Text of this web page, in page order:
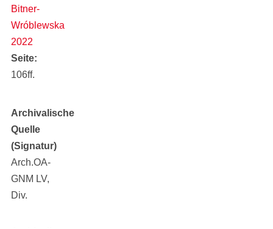
Bitner-
Wróblewska
2022
Seite
106ff.
Archivalische
Quelle
(Signatur)
Arch.OA-
GNM LV,
Div.